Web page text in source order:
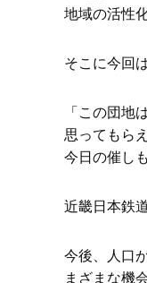
地域の活性
そこに今回
「この団地
思ってもら
今日の催し
近畿日本鉄
今後、人口
まざまな機